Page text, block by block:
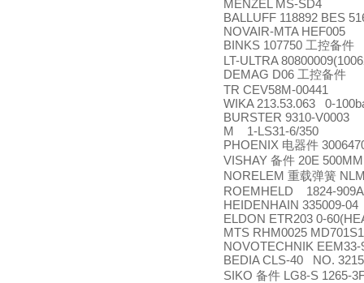
MENZEL MS-SD4
BALLUFF 118892 BES
NOVAIR-MTA HEF005
BINKS 107750 工控备件
LT-ULTRA
DEMAG D06 工控备件
TR CEV58M-00441
WIKA 213.53.063 0-
BURSTER 9310-V0003
M 1-LS31-6/350
PHOENIX 电器件
VISHAY 备件 20E
NORELEM 重载弹簧
ROEMHELD 1824-
HEIDENHAIN 335009-04
ELDON ETR203 0-
MTS RHM0025
NOVOTECHNIK EEM33-
BEDIA CLS-40 NO.
SIKO 备件 LG8-S 1265-